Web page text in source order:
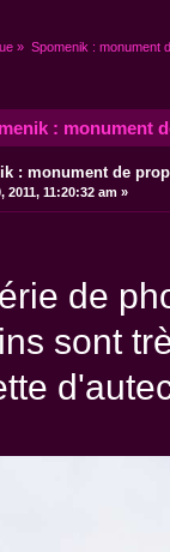
» Spomenik : monument
: monument
: monument de
2011, 11:20:32 am »
de
sont